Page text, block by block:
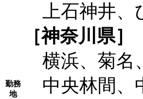
勤務
地
上石神井
［神奈川県］
横浜、菊名
中央林間、